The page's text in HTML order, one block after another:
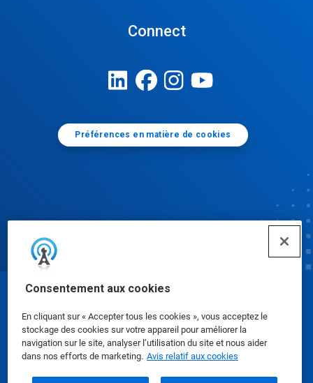
Consentement aux cookies
En cliquant sur « Accepter tous les cookies », vous acceptez le
stockage des cookies sur votre appareil pour améliorer la
navigation sur le site, analyser l’utilisation du site et nous aider
dans nos efforts de marketing. Avis relatif aux cookies
Connect
Préférences en matière de cookies
Fiches signalétiques|Politique de confidentialité
Modalités d'utilisation